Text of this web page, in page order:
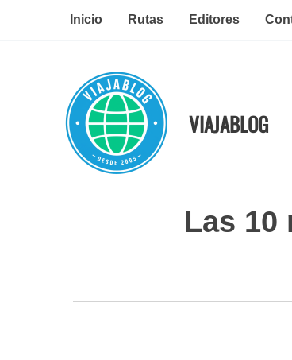
Inicio Rutas Editores
VIAJABLOG
Las 10